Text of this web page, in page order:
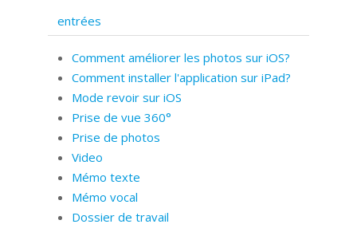
entrées
Comment améliorer les photos sur iOS?
Comment installer l'application sur iPad?
Mode revoir sur iOS
Prise de vue 360°
Prise de photos
Video
Mémo texte
Mémo vocal
Dossier de travail